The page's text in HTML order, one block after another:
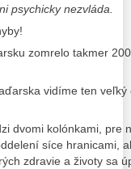
psychicky nezvláda.
zomrelo takmer
vidíme ten
dvomi kolónkami, pre
síce hranicami,
zdravie a životy sa